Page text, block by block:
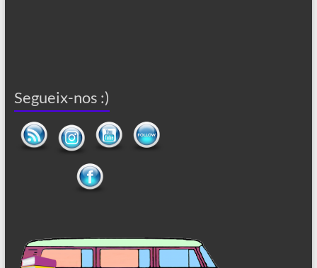
Segueix-nos :)